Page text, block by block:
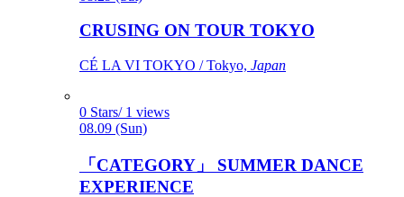
CRUSING ON TOUR TOKYO
CÉ LA VI TOKYO / Tokyo, Japan
0 Stars/ 1 views
08.09 (Sun)
「CATEGORY」 SUMMER DANCE
EXPERIENCE